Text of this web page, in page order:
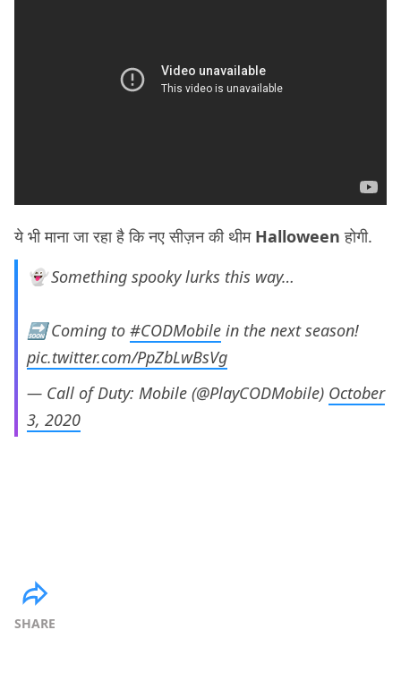
ये भी माना जा रहा है कि नए सीज़न की थीम Halloweenहोगी.
👻 Something spooky lurks this way…
🔜 Coming to #CODMobile in the next season!
pic.twitter.com/PpZbLwBsVg
— Call of Duty: Mobile (@PlayCODMobile) October
3, 2020
SHARE